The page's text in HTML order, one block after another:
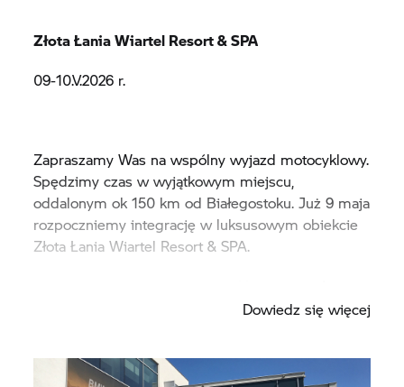
Złota Łania Wiartel Resort & SPA
09-10.V.2026 r.
Zapraszamy Was na wspólny wyjazd motocyklowy.
Spędzimy czas w wyjątkowym miejscu,
oddalonym ok 150 km od Białegostoku.Już 9 maja
rozpoczniemy integrację w luksusowym obiekcie
Złota Łania Wiartel Resort & SPA.
Dowiedz się więcej